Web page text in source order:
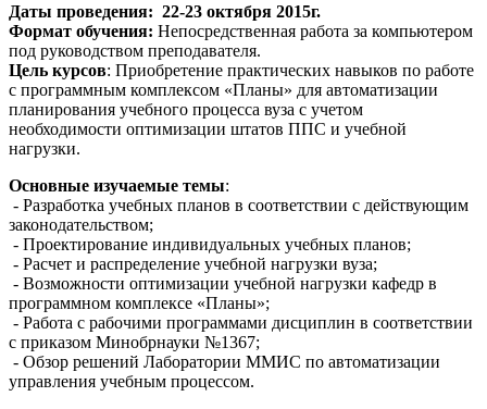
Даты проведения: 22-23 октября 2015г.
Формат обучения: Непосредственная работа за компьютером
под руководством преподавателя.
Цель курсов: Приобретение практических навыков по работе
с программным комплексом «Планы» для автоматизации
планирования учебного процесса вуза с учетом
необходимости оптимизации штатов ППС и учебной
нагрузки.
Основные изучаемые темы:
- Разработка учебных планов в соответствии с действующим
законодательством;
- Проектирование индивидуальных учебных планов;
- Расчет и распределение учебной нагрузки вуза;
- Возможности оптимизации учебной нагрузки кафедр в
программном комплексе «Планы»;
- Работа с рабочими программами дисциплин в соответствии
с приказом Минобрнауки №1367;
- Обзор решений Лаборатории ММИС по автоматизации
управления учебным процессом.